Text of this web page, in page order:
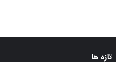
تازه ها